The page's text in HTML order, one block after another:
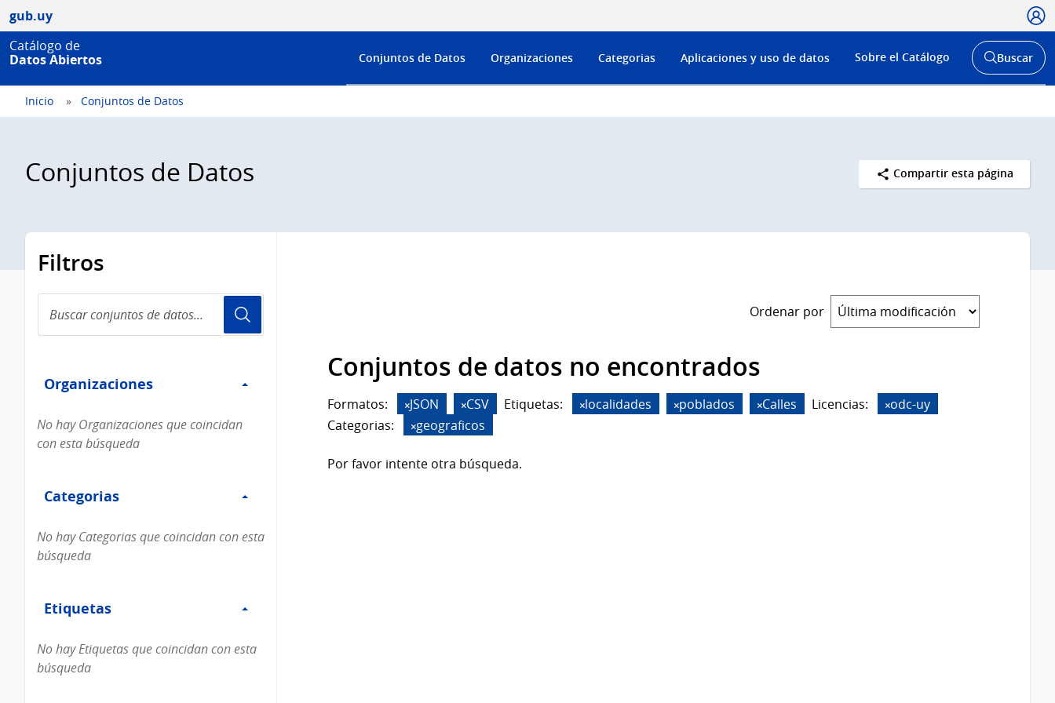
gub.uy
Catálogo de
Datos Abiertos
Menú
de
Conjuntos de Datos Organizaciones Categorias Aplicaciones y uso de datos Sobre el Catálogo
Abrir
buscador
Buscar
Inicio Conjuntos de Datos
Conjuntos de Datos Compartir esta página
Filtros
conjuntos
de
Organizaciones
Organizaciones
No hay Organizaciones que coincidan
con esta búsqueda
Categorias
Categorias
No hay Categorias que coincidan con esta
búsqueda
Etiquetas
Etiquetas
No hay Etiquetas que coincidan con esta
búsqueda
Ordenar por
Conjuntos de datos no encontrados
Formatos: JSON CSV Etiquetas: localidades poblados Calles Licencias:
odc-uy
Categorias:
geograficos
Por favor intente otra búsqueda.